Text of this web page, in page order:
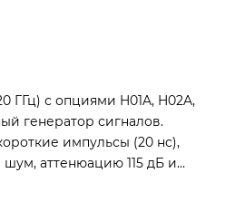
ГГц) с опциями H01A, H02A,
генератор сигналов.
импульсы (20 нс),
аттенюацию 115 дБ и
для 5G, радаров, РЭБ